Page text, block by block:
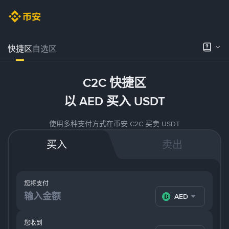
快捷区自选区
C2C 快捷区
以 AED 买入 USDT
使用多种支付方式在币安 C2C 买卖 USDT
买入 卖出
您将支付
AED
您收到